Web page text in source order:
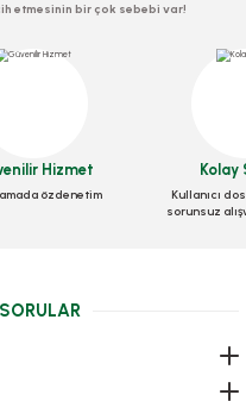
etmesinin bir çok sebebi var!
Hizmet
özdenetim
Kolay
Kullanıcı
sorunsuz